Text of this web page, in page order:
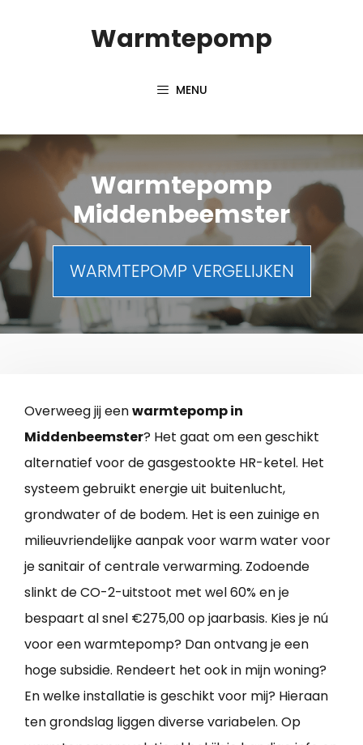
Warmtepomp
MENU
Warmtepomp
Middenbeemster
WARMTEPOMP VERGELIJKEN
Overweeg jij eenwarmtepomp in
Middenbeemster? Het gaat om een geschikt
alternatief voor de gasgestookte HR-ketel. Het
systeem gebruikt energie uit buitenlucht,
grondwater of de bodem. Het is een zuinige en
milieuvriendelijke aanpak voor warm water voor
je sanitair of centrale verwarming. Zodoende
slinkt de CO-2-uitstoot met wel 60% en je
bespaart al snel €275,00 op jaarbasis. Kies je nú
voor een warmtepomp? Dan ontvang je een
hoge subsidie. Rendeert het ook in mijn woning?
En welke installatie is geschikt voor mij? Hieraan
ten grondslag liggen diverse variabelen. Op